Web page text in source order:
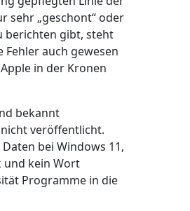
sehr „geschont“ oder
berichten gibt, steht
auch gewesen
in der Kronen
bekannt
veröffentlicht.
bei Windows 11,
und kein Wort
Programme in die